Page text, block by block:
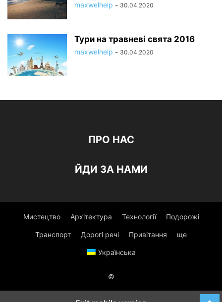
maxwelhelp - 30.04.2020
Тури на травневі свята 2016
maxwelhelp - 30.04.2020
ПРО НАС
ЙДИ ЗА НАМИ
Мистецтво Архітектура Технології Подорожі
Транспорт Дорогі речі Привітання ще
Українська
©